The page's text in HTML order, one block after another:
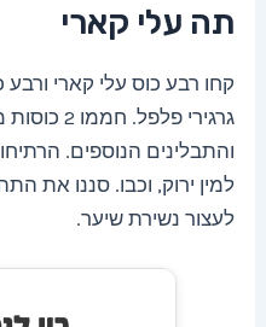
תה עלי קארי
קחו רבע כוס עלי קארי ורבע
גרגירי
והתבלינים הנוספים.
למין ירוק, וכבו. סננו את
לעצור נשירת שיער.